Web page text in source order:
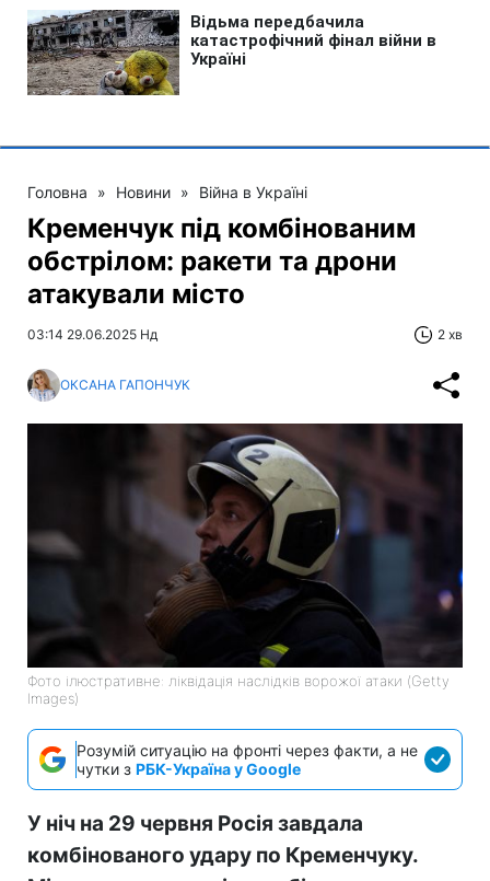
Головна » Новини » Війна в Україні
Кременчук під комбінованим
обстрілом: ракети та дрони
атакували місто
03:14 29.06.2025 Нд 2 хв
ОКСАНА ГАПОНЧУК
Фото ілюстративне: ліквідація наслідків ворожої атаки (Getty
Images)
Розумій ситуацію на фронті через факти, а не
чутки з РБК-Україна у Google
У ніч на 29 червня Росія завдала
комбінованого удару по Кременчуку.